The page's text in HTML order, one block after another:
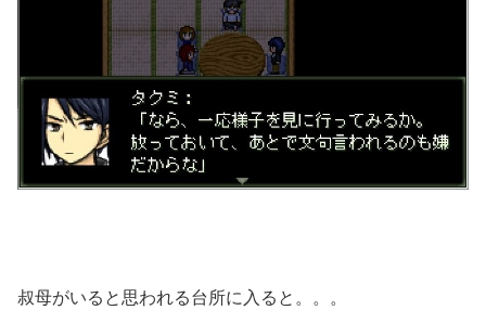
叔母がいると思われる台所に入ると。。。